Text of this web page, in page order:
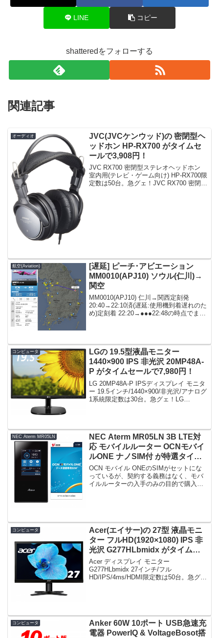
LINE コピー
shatteredをフォローする
関連記事
オーディオ
JVC(JVCケンウッド)の 密閉型ヘ
ッドホン HP-RX700 がタイムセ
ールで3,908円！
JVC RX700 密閉型ステレオヘッドホン
室内用(テレビ・ゲーム向け) HP-RX700限
定数は50台。急グェ！JVC RX700 密閉型
航空(Aviation)
[遅延] ピーチ･アビエーション
MM0010(APJ10) ソウル(仁川)→
関空
MM0010(APJ10) 仁川→関西定刻発
20:40→22:10済(遅延:使用機到着遅れのた
め)定刻着 22:20→●●●22:48の時点でまだ
コンピュータ
LGの 19.5型液晶モニター
1440×900 IPS 非光沢 20MP48A-
P がタイムセールで7,980円！
LG 20MP48A-P IPSディスプレイ モニタ
ー 19.5インチ/1440×900/非光沢/アナログ
1系統限定数は30台。急グェ！LG
NEC Aterm MR05LN
NEC Aterm MR05LN 3B LTE対
応 モバイルルーター OCNモバイ
ルONE ナノSIM付 が特選タイム
セールで22,032円！
OCN モバイル ONEのSIMがセットにな
っているが、契約する義務はなく、モバ
イルルーターの入手のみの目的で購入で
コンピュータ
Acer(エイサー)の 27型 液晶モニ
ター フルHD(1920×1080) IPS 非
光沢 G277HLbmidx がタイムセ
ールで21,760円！
Acer ディスプレイ モニター
G277HLbmidx 27インチ/フル
HD/IPS/4ms/HDMI限定数は50台。急グ
コンピュータ
Anker 60W 10ポート USB急速充
電器 PowerIQ & VoltageBosot搭